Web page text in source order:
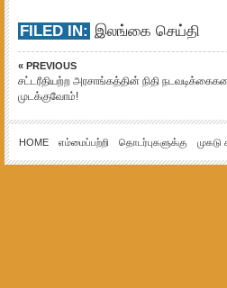
FILED IN: இலங்கை செய்தி
« PREVIOUS
சட்டரீதியற்ற அரசாங்கத்தின் நிதி
முடக்குவோம்!
HOME எம்மைப்பற்றி தொடர்புகளுக்கு